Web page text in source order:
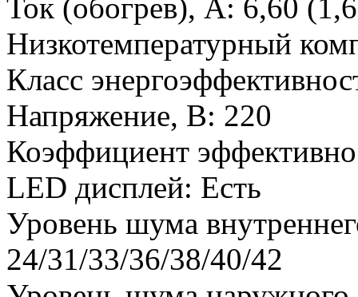
Ток (обогрев), А: 6,60
Низкотемпературный
Класс
Напряжение, В: 220
Коэффициент
LED дисплей: Есть
Уровень шума
24/31/33/36/38/40/42